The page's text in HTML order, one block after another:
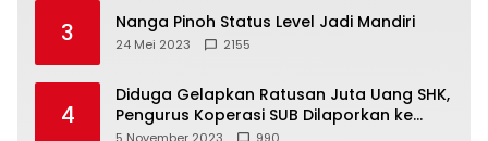
3 Nanga Pinoh Status Level Jadi Mandiri
24 Mei 2023 2155
4
Diduga Gelapkan Ratusan Juta Uang SHK,
Pengurus Koperasi SUB Dilaporkan ke
Polisi
5 November 2023 990